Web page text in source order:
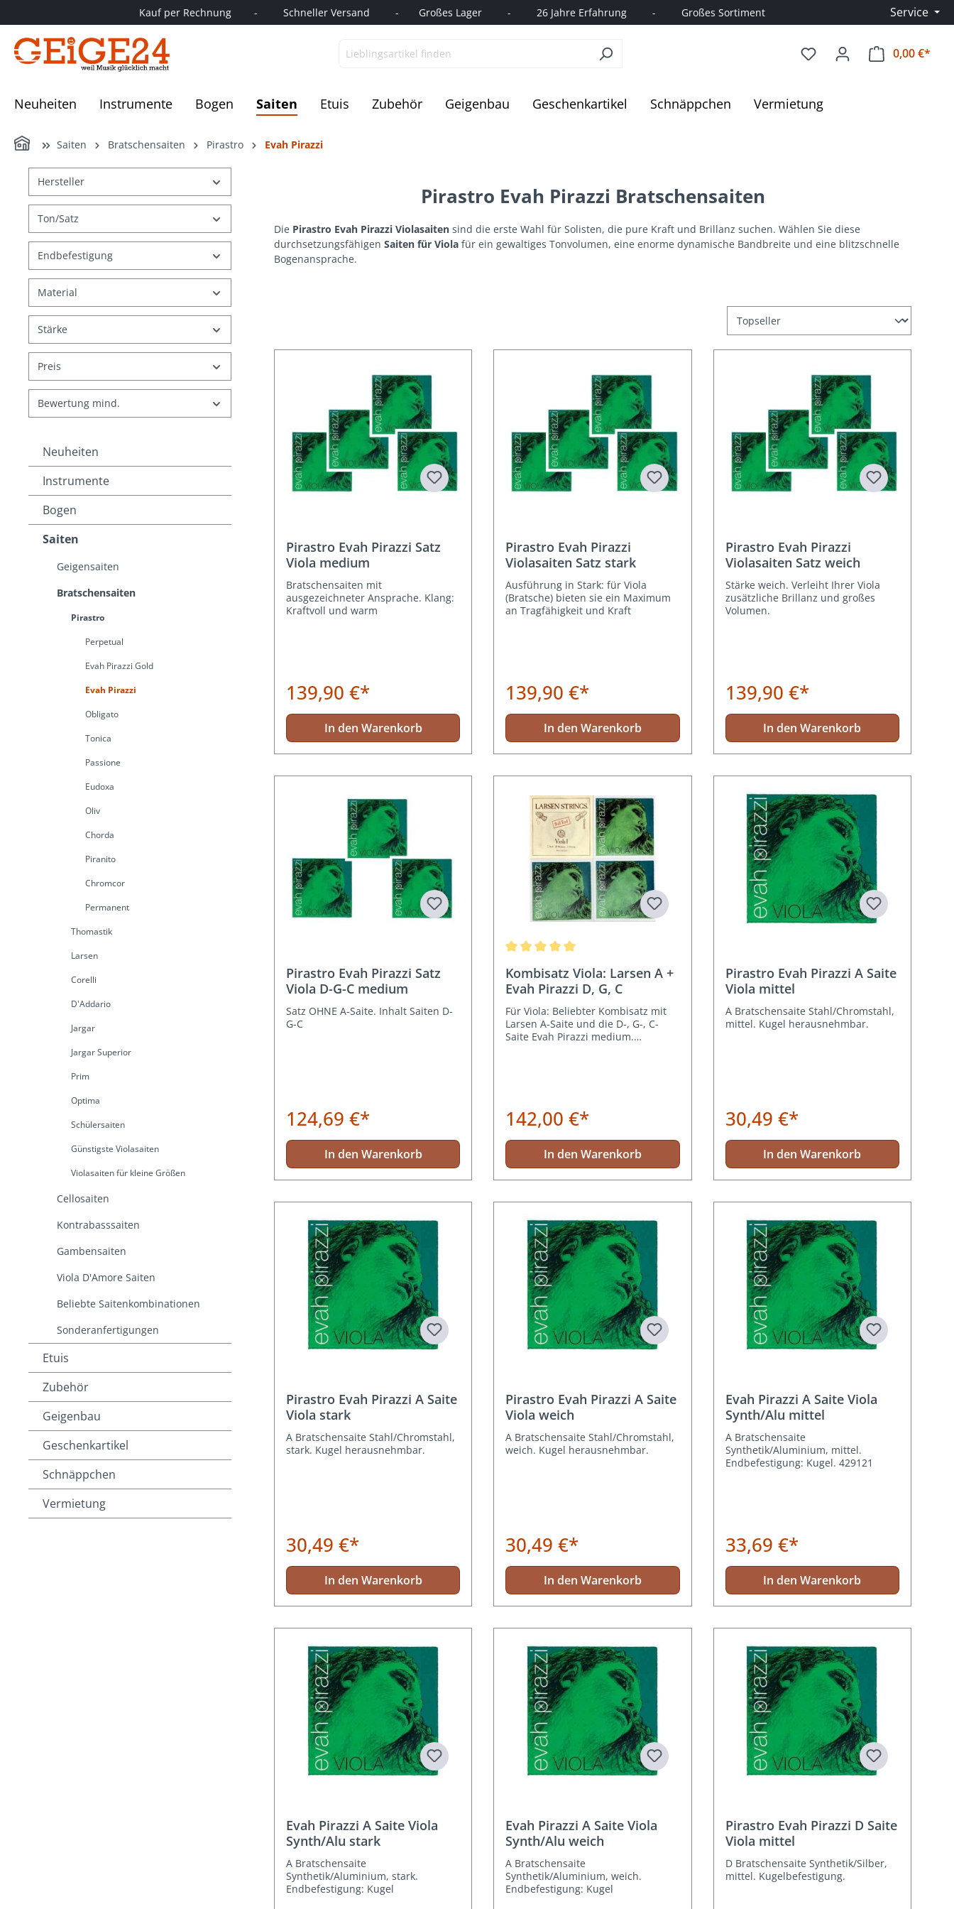
Zur Hauptnavigation springenKauf per Rechnung        -         Schneller Versand         -       Großes Lager         -         26 Jahre Erfahrung         -         Großes Sortiment Service
0,00 €*
Neuheiten Instrumente Bogen Saiten Etuis Zubehör Geigenbau Geschenkartikel Schnäppchen Vermietung
Home Saiten Bratschensaiten Pirastro Evah Pirazzi
Hersteller
Ton/Satz
Endbefestigung
Material
Stärke
Preis
Bewertung mind.
Neuheiten
Instrumente
Bogen
Saiten
Geigensaiten
Bratschensaiten
Pirastro
Perpetual
Evah Pirazzi Gold
Evah Pirazzi
Obligato
Tonica
Passione
Eudoxa
Oliv
Chorda
Piranito
Chromcor
Permanent
Thomastik
Larsen
Corelli
D'Addario
Jargar
Jargar Superior
Prim
Optima
Schülersaiten
Günstigste Violasaiten
Violasaiten für kleine Größen
Cellosaiten
Kontrabasssaiten
Gambensaiten
Viola D'Amore Saiten
Beliebte Saitenkombinationen
Sonderanfertigungen
Etuis
Zubehör
Geigenbau
Geschenkartikel
Schnäppchen
Vermietung
Pirastro Evah Pirazzi Bratschensaiten
Die Pirastro Evah Pirazzi Violasaiten sind die erste Wahl für Solisten, die pure Kraft und Brillanz suchen. Wählen Sie diese
durchsetzungsfähigen Saiten für Viola für ein gewaltiges Tonvolumen, eine enorme dynamische Bandbreite und eine blitzschnelle
Bogenansprache.
Pirastro Evah Pirazzi Satz
Viola medium
Bratschensaiten mit
ausgezeichneter Ansprache. Klang:
Kraftvoll und warm
139,90 €*
In den Warenkorb
Pirastro Evah Pirazzi
Violasaiten Satz stark
Ausführung in Stark: für Viola
(Bratsche) bieten sie ein Maximum
an Tragfähigkeit und Kraft
139,90 €*
In den Warenkorb
Pirastro Evah Pirazzi
Violasaiten Satz weich
Stärke weich. Verleiht Ihrer Viola
zusätzliche Brillanz und großes
Volumen.
139,90 €*
In den Warenkorb
Pirastro Evah Pirazzi Satz
Viola D-G-C medium
Satz OHNE A-Saite. Inhalt Saiten D-
G-C
124,69 €*
In den Warenkorb
Kombisatz Viola: Larsen A +
Evah Pirazzi D, G, C
Für Viola: Beliebter Kombisatz mit
Larsen A-Saite und die D-, G-, C-
Saite Evah Pirazzi medium.
142,00 €*
In den Warenkorb
Pirastro Evah Pirazzi A Saite
Viola mittel
A Bratschensaite Stahl/Chromstahl,
mittel. Kugel herausnehmbar.
30,49 €*
In den Warenkorb
Pirastro Evah Pirazzi A Saite
Viola stark
A Bratschensaite Stahl/Chromstahl,
stark. Kugel herausnehmbar.
30,49 €*
In den Warenkorb
Pirastro Evah Pirazzi A Saite
Viola weich
A Bratschensaite Stahl/Chromstahl,
weich. Kugel herausnehmbar.
30,49 €*
In den Warenkorb
Evah Pirazzi A Saite Viola
Synth/Alu mittel
A Bratschensaite
Synthetik/Aluminium, mittel.
Endbefestigung: Kugel. 429121
33,69 €*
In den Warenkorb
Evah Pirazzi A Saite Viola
Synth/Alu stark
A Bratschensaite
Synthetik/Aluminium, stark.
Endbefestigung: Kugel
Evah Pirazzi A Saite Viola
Synth/Alu weich
A Bratschensaite
Synthetik/Aluminium, weich.
Endbefestigung: Kugel
Pirastro Evah Pirazzi D Saite
Viola mittel
D Bratschensaite Synthetik/Silber,
mittel. Kugelbefestigung.